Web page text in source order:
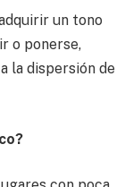
un tono
o ponerse,
la dispersión de